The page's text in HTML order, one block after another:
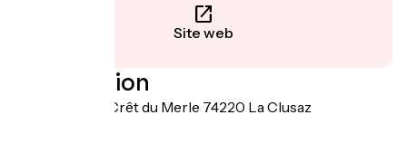
Site web
Localisation
1675 route du Crêt du Merle 74220 La Clusaz